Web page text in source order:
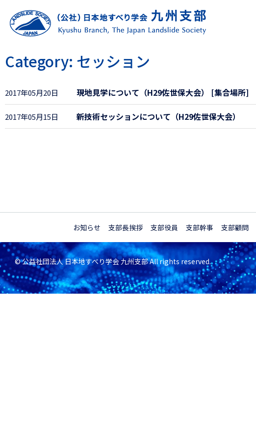
Category: セッション
2017年05月20日 現地見学について（H29佐世保大会） [集合場所]
2017年05月15日 新技術セッションについて（H29佐世保大会）
お知らせ 支部長挨拶 支部役員 支部幹事 支部顧問
© 公益社団法人 日本地すべり学会 九州支部 All rights reserved.